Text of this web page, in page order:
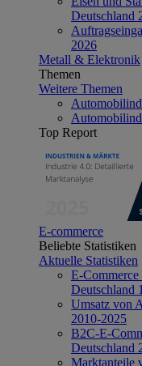
Deutschland
2026
Metall & Elektronik
Themen
Weitere Themen
Top Report
E-commerce
Beliebte Statistiken
Aktuelle Statistiken
E-
Deutschland
Umsatz von
2010-2025
B2C-E-
Deutschland
Marktanteile